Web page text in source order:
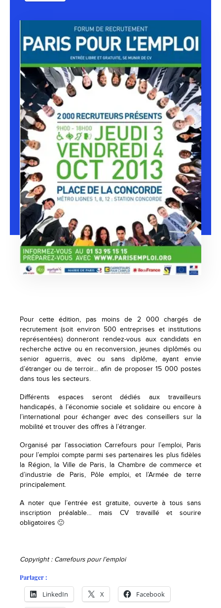
Pour cette édition, pas moins de 2 000 chargés de
recrutement (soit environ 500 entreprises et institutions
représentées) donneront rendez-vous aux candidats en
recherche active ou en reconversion, jeunes diplômés ou
senior aguerris, avec ou sans diplôme, ayant envie
d’étranger ou de terroir… afin de proposer 15 000 postes
dans tous les secteurs.
Différents espaces seront dédiés aux travailleurs
handicapés, à l’économie sociale et solidaire ou encore à
l’international pour échanger avec des conseillers sur la
mobilité et trouver des offres à l’étranger.
Organisé par l’association Carrefours pour l’emploi, Paris
pour l’emploi compte parmi ses partenaires les plus fidèles
la Région, la Ville de Paris, la Chambre de commerce et
d’industrie de Paris, Pôle emploi, et l’Armée de terre
principalement.
A noter que l’entrée est gratuite, ouverte à tous sans
inscription préalable… mais CV travaillé et sourire
obligatoires 🙂
Copyright : Carrefours pour l’emploi
Partager :
LinkedIn X Facebook